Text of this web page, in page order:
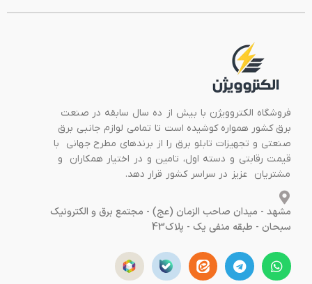
فروشگاه الکتروویژن با بیش از ده سال سابقه در صنعت
برق کشور همواره کوشیده است تا تمامی لوازم جانبی برق
صنعتی و تجهیزات تابلو برق را از برندهای مطرح جهانی با
قیمت رقابتی و دسته اول، تامین و در اختیار همکاران و
مشتریان عزیز در سراسر کشور قرار دهد.
مشهد - میدان صاحب الزمان (عج) - مجتمع برق و الکترونیک
سبحان - طبقه منفی یک - پلاک43